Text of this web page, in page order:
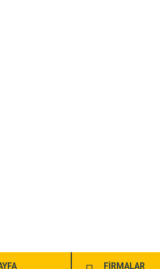
FİRMALAR